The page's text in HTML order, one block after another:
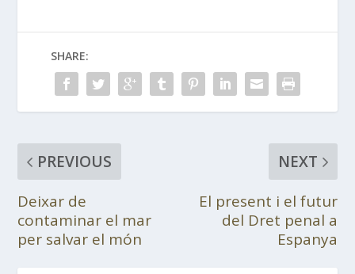
SHARE:
PREVIOUS
Deixar de
contaminar el mar
per salvar el món
NEXT
El present i el futur
del Dret penal a
Espanya